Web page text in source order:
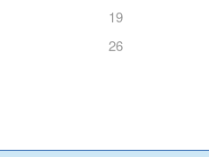
19
26